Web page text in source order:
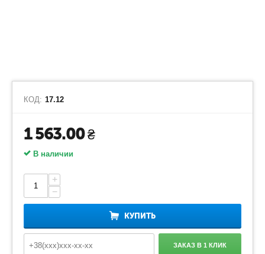
КОД: 17.12
1 563.00₴
В наличии
+
−
КУПИТЬ
ЗАКАЗ В 1 КЛИК